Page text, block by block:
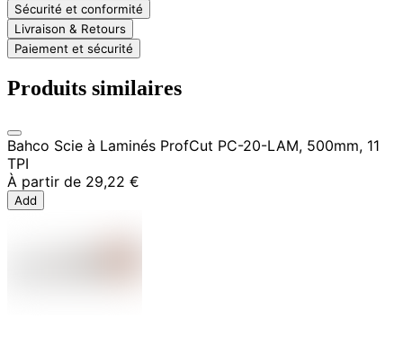
Sécurité et conformité
Livraison & Retours
Paiement et sécurité
Produits similaires
Bahco Scie à Laminés ProfCut PC-20-LAM, 500mm, 11
TPI
À partir de 29,22 €
Add